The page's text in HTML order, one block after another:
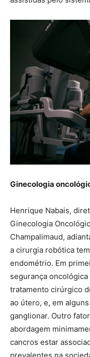
Ginecologia
Henrique Nabais,
Ginecologia
Champalimaud,
a cirurgia robótica
endométrio. Em
segurança
tratamento cirúrgico
ao útero, e, em
ganglionar. Outro
abordagem
cancros estar
prevalentes na